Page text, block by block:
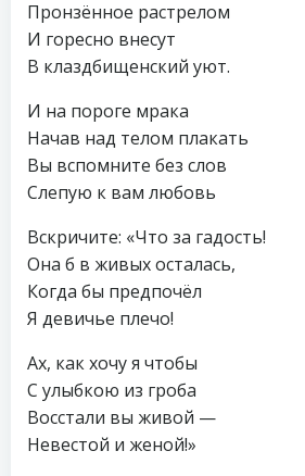
Пронзённое растрелом
И горесно внесут
В клаздбищенский уют.
И на пороге мрака
Начав над телом плакать
Вы вспомните без слов
Слепую к вам любовь
Вскричите: «Что за гадость!
Она б в живых осталась,
Когда бы предпочёл
Я девичье плечо!
Ах, как хочу я чтобы
С улыбкою из гроба
Восстали вы живой —
Невестой и женой!»